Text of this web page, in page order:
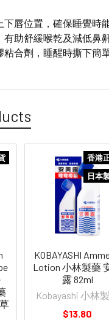
下唇位置，確保睡覺時
有助舒緩喉乾及減低鼻
粘合劑，睡醒時撕下簡
香港
日本
KOBAYASHI
Lotion 小林製藥
露 82ml
Kobayashi 小林
$13.80